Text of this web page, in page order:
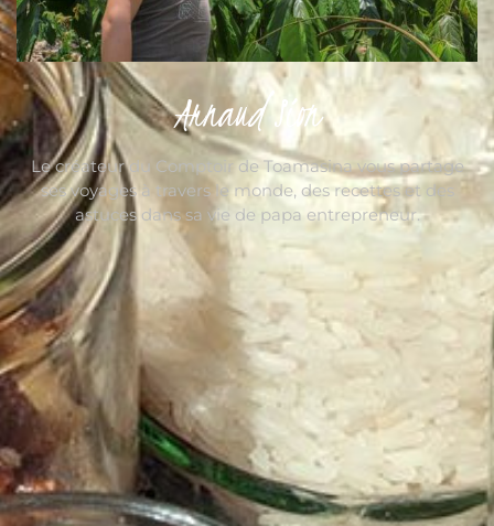
Arnaud Sion
Le créateur du Comptoir de Toamasina vous partage
ses voyages à travers le monde, des recettes et des
astuces dans sa vie de papa entrepreneur.